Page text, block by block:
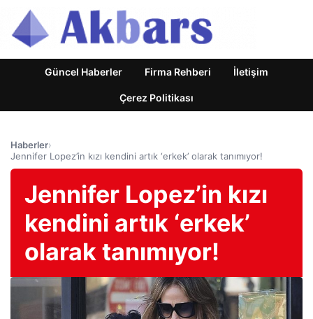
Güncel Haberler Firma Rehberi İletişim
Çerez Politikası
Haberler›
Jennifer Lopez’in kızı kendini artık ‘erkek’ olarak tanımıyor!
Jennifer Lopez’in kızı
kendini artık ‘erkek’
olarak tanımıyor!